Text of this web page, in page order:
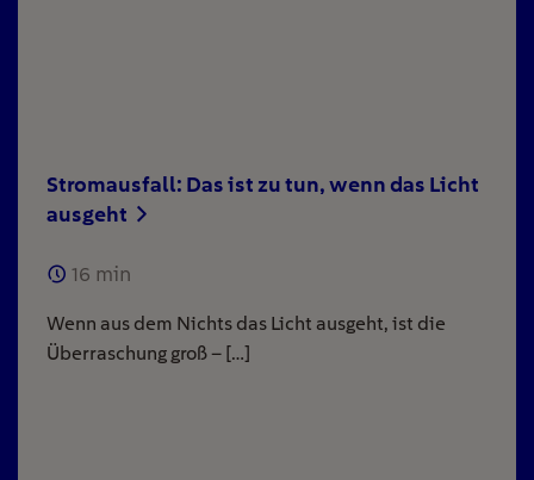
Stromausfall: Das ist zu tun, wenn das Licht
ausgeht
16 min
Wenn aus dem Nichts das Licht ausgeht, ist die
Überraschung groß – […]